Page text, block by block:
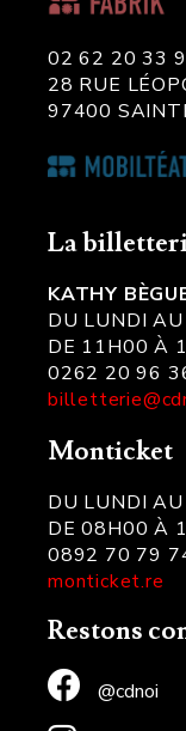
02 62 20 33
28 RUE
97400
La
KATHY
DU LUNDI
DE 11H00 À
0262 20 96
Monticket
DU LUNDI
DE 08H00 À
0892 70 79
monticket.re
Restons
@cdnoi